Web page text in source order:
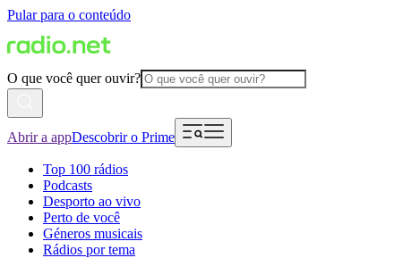
Pular para o conteúdo
O que você quer ouvir?
Abrir a appDescobrir o Prime
Top 100 rádios
Podcasts
Desporto ao vivo
Perto de você
Géneros musicais
Rádios por tema